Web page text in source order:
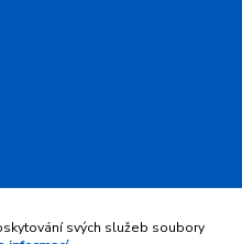
svých služeb soubory